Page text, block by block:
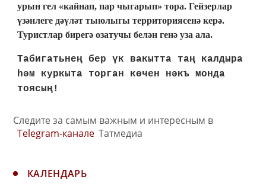
урын гел «кайнап, пар чыгарып» тора. Гейзерлар
үзәнлеге дәүләт тыюлыгы территориясенә керә.
Туристлар бирегә озатучы белән генә уза ала.
Табигатьнең бер үк вакытта таң калдыра
һәм куркыта торган көчен нәкъ монда
тоясың!
Следите за самым важным и интересным в
Telegram-канале Татмедиа
КАЛЕНДАРЬ